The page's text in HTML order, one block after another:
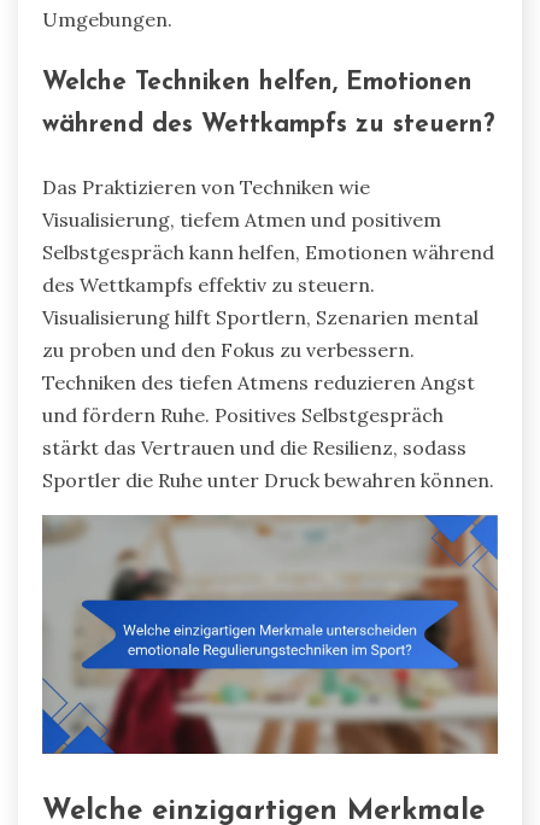
Umgebungen.
Welche Techniken helfen, Emotionen
während des Wettkampfs zu steuern?
Das Praktizieren von Techniken wie
Visualisierung, tiefem Atmen und positivem
Selbstgespräch kann helfen, Emotionen während
des Wettkampfs effektiv zu steuern.
Visualisierung hilft Sportlern, Szenarien mental
zu proben und den Fokus zu verbessern.
Techniken des tiefen Atmens reduzieren Angst
und fördern Ruhe. Positives Selbstgespräch
stärkt das Vertrauen und die Resilienz, sodass
Sportler die Ruhe unter Druck bewahren können.
Welche einzigartigen Merkmale